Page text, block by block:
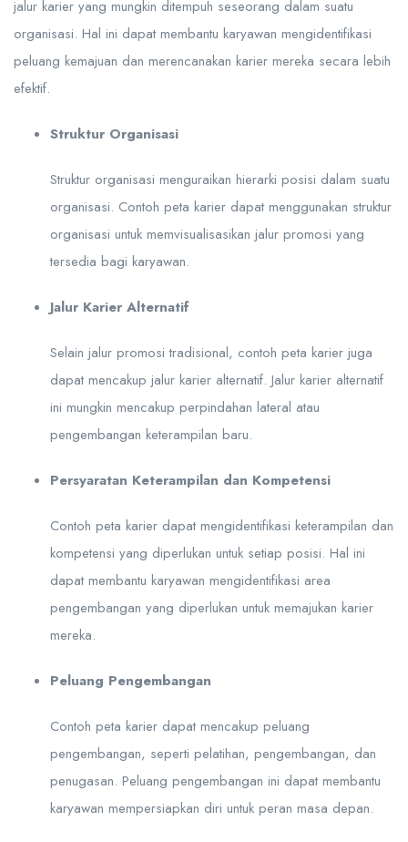
jalur karier yang mungkin ditempuh seseorang dalam suatu
organisasi. Hal ini dapat membantu karyawan mengidentifikasi
peluang kemajuan dan merencanakan karier mereka secara lebih
efektif.
Struktur Organisasi
Struktur organisasi menguraikan hierarki posisi dalam suatu
organisasi. Contoh peta karier dapat menggunakan struktur
organisasi untuk memvisualisasikan jalur promosi yang
tersedia bagi karyawan.
Jalur Karier Alternatif
Selain jalur promosi tradisional, contoh peta karier juga
dapat mencakup jalur karier alternatif. Jalur karier alternatif
ini mungkin mencakup perpindahan lateral atau
pengembangan keterampilan baru.
Persyaratan Keterampilan dan Kompetensi
Contoh peta karier dapat mengidentifikasi keterampilan dan
kompetensi yang diperlukan untuk setiap posisi. Hal ini
dapat membantu karyawan mengidentifikasi area
pengembangan yang diperlukan untuk memajukan karier
mereka.
Peluang Pengembangan
Contoh peta karier dapat mencakup peluang
pengembangan, seperti pelatihan, pengembangan, dan
penugasan. Peluang pengembangan ini dapat membantu
karyawan mempersiapkan diri untuk peran masa depan.